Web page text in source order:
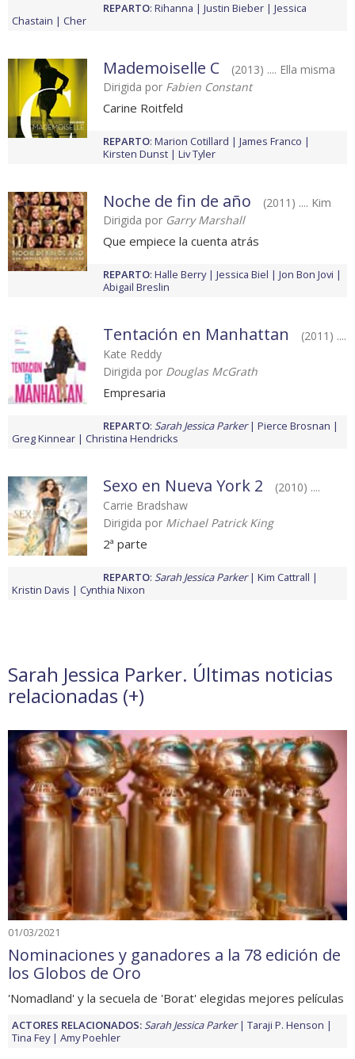
REPARTO: Rihanna Justin Bieber
Jessica
Chastain
Cher
Mademoiselle C
(2013) .... Ella misma
Dirigida por Fabien Constant
Carine Roitfeld
REPARTO: Marion Cotillard
James Franco
Kirsten Dunst
Liv Tyler
Noche de fin de año
(2011) .... Kim
Dirigida por Garry Marshall
Que empiece la cuenta atrás
REPARTO: Halle Berry Jessica Biel
Jon Bon Jovi
Abigail Breslin
Tentación en Manhattan
(2011) ....
Kate Reddy
Dirigida por Douglas McGrath
Empresaria
REPARTO: Sarah Jessica Parker
Pierce Brosnan
Greg Kinnear
Christina Hendricks
Sexo en Nueva York 2
(2010) ....
Carrie Bradshaw
Dirigida por Michael Patrick King
2ª parte
REPARTO: Sarah Jessica Parker
Kim Cattrall
Kristin Davis
Cynthia Nixon
Sarah Jessica Parker. Últimas noticias
relacionadas (+)
01/03/2021
Nominaciones y ganadores a la 78 edición de
los Globos de Oro
'Nomadland' y la secuela de 'Borat' elegidas mejores películas
ACTORES RELACIONADOS:Sarah Jessica Parker
Taraji P. Henson
Tina Fey
Amy Poehler